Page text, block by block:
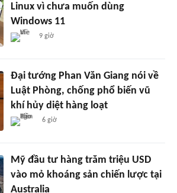
Linux vì chưa muốn dùng
Windows 11
9 giờ
Đại tướng Phan Văn Giang nói về
Luật Phòng, chống phổ biến vũ
khí hủy diệt hàng loạt
6 giờ
Mỹ đầu tư hàng trăm triệu USD
vào mỏ khoáng sản chiến lược tại
Australia